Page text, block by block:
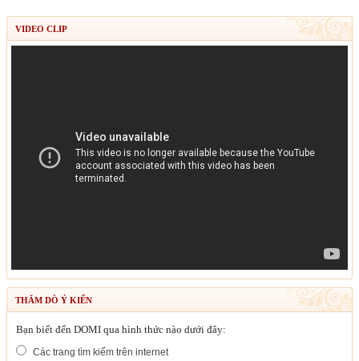
VIDEO CLIP
THĂM DÒ Ý KIẾN
Bạn biết đến DOMI qua hình thức nào dưới đây:
Các trang tìm kiếm trên internet